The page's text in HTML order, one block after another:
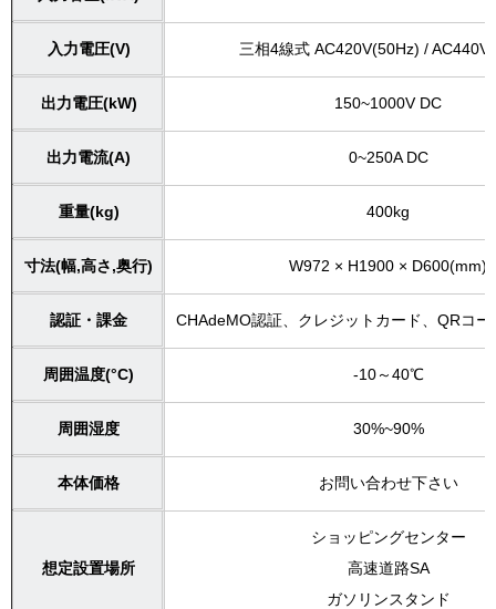
入力電圧(V) 三相4線式 AC420V(50Hz) /
出力電圧(kW) 150~1000V DC
出力電流(A) 0~250A DC
重量(kg) 400kg
寸法(幅,高さ,奥行) W972 × H1900 × D600(mm)
認証・課金 CHAdeMO認証、クレジットカード、QRコ
周囲温度(°C) -10～40℃
周囲湿度 30%~90%
本体価格 お問い合わせ下さい
想定設置場所
ショッピングセンター
高速道路SA
ガソリンスタンド